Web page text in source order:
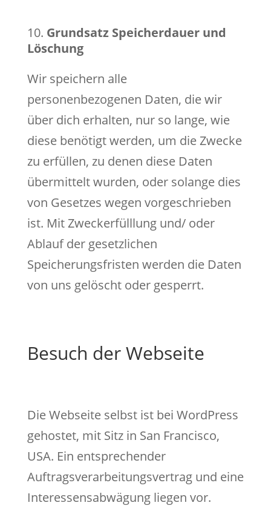
Grundsatz Speicherdauer und
Löschung
Wir speichern alle
personenbezogenen Daten, die wir
über dich erhalten, nur so lange, wie
diese benötigt werden, um die Zwecke
zu erfüllen, zu denen diese Daten
übermittelt wurden, oder solange dies
von Gesetzes wegen vorgeschrieben
ist. Mit Zweckerfülllung und/ oder
Ablauf der gesetzlichen
Speicherungsfristen werden die Daten
von uns gelöscht oder gesperrt.
Besuch der Webseite
Die Webseite selbst ist bei WordPress
gehostet, mit Sitz in San Francisco,
USA. Ein entsprechender
Auftragsverarbeitungsvertrag und eine
Interessensabwägung liegen vor.